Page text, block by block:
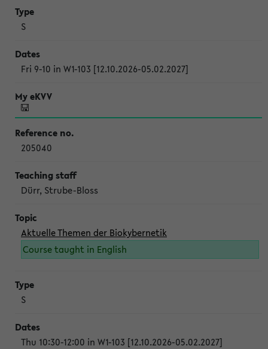
S
Fri 9-10 in W1-103 [12.10.2026-05.02.2027]
205040
Dürr, Strube-Bloss
Aktuelle Themen der Biokybernetik
Course taught in English
S
Thu 10:30-12:00 in W1-103 [12.10.2026-05.02.2027]